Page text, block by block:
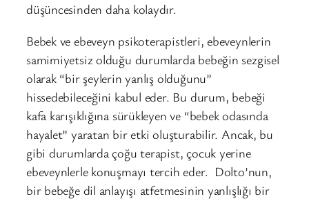
düşüncesinden daha kolaydır.
Bebek ve ebeveyn psikoterapistleri, ebeveynlerin
samimiyetsiz olduğu durumlarda bebeğin sezgisel
olarak “bir şeylerin yanlış olduğunu”
hissedebileceğini kabul eder. Bu durum, bebeği
kafa karışıklığına sürükleyen ve “bebek odasında
hayalet” yaratan bir etki oluşturabilir. Ancak, bu
gibi durumlarda çoğu terapist, çocuk yerine
ebeveynlerle konuşmayı tercih eder. Dolto’nun,
bir bebeğe dil anlayışı atfetmesinin yanlışlığı bir